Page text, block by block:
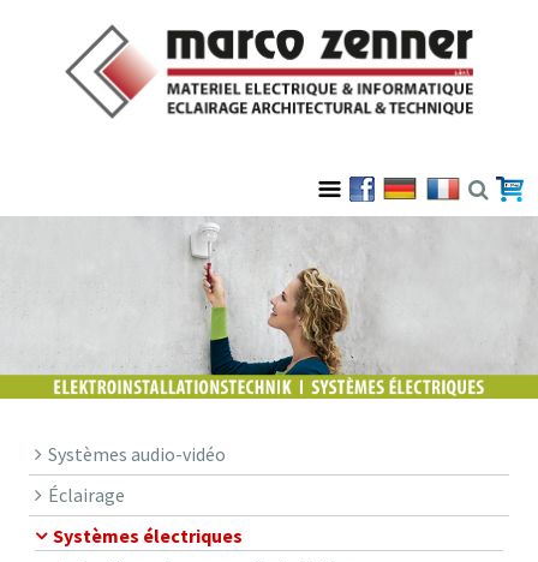
Systèmes audio-vidéo
Éclairage
Systèmes électriques